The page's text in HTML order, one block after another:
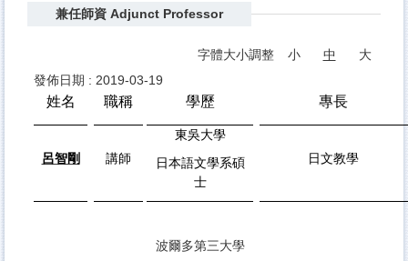
兼任師資 Adjunct Professor
字體大小調整 小 中
大
發佈日期 : 2019-03-19
姓名 職稱 學歷 專長
呂智剛 講師
東吳大學
日本語文學系碩
士
日文教學
波爾多第三大學